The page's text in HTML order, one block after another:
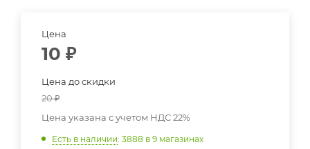
Цена
10 ₽
Цена до скидки
20₽
Цена указана с учетом НДС 22%
Есть в наличии: 3888 в 9 магазинах